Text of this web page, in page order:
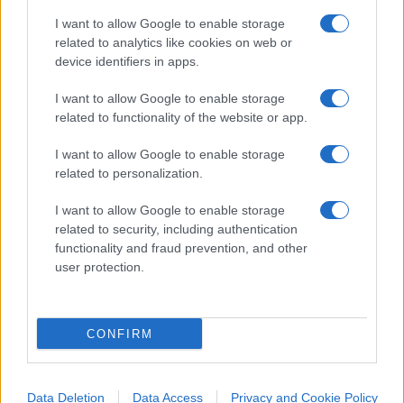
I want to allow Google to enable storage
related to analytics like cookies on web or
device identifiers in apps.
I want to allow Google to enable storage
related to functionality of the website or app.
I want to allow Google to enable storage
related to personalization.
I want to allow Google to enable storage
related to security, including authentication
functionality and fraud prevention, and other
user protection.
CONFIRM
Data Deletion Data Access Privacy and Cookie Policy
Meloni aveva ragione: "I marocchini di Ceuta
sbarcano in Europa col barcone"